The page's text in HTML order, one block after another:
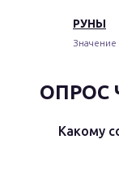
РУНЫ
ОПРОС
Какому